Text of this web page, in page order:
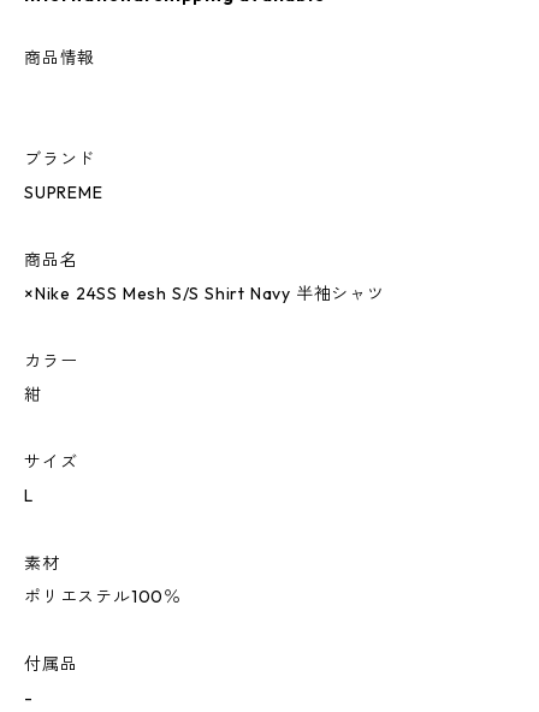
商品情報
ブランド
SUPREME
商品名
×Nike 24SS Mesh S/S Shirt Navy 半袖シャツ
カラー
紺
サイズ
L
素材
ポリエステル100％
付属品
-